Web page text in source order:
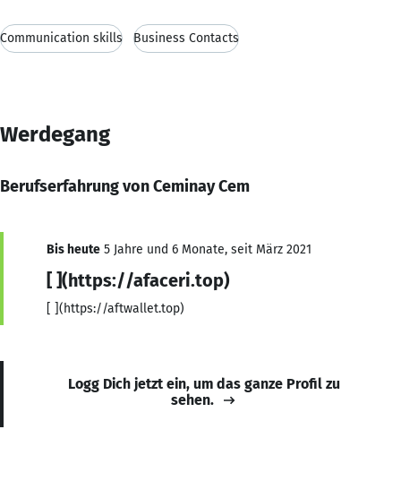
Communication skills Business Contacts
Werdegang
Berufserfahrung von Ceminay Cem
Bis heute 5 Jahre und 6 Monate, seit März 2021
[ ](https://afaceri.top)
[ ](https://aftwallet.top)
Logg Dich jetzt ein, um das ganze Profil zu
sehen.